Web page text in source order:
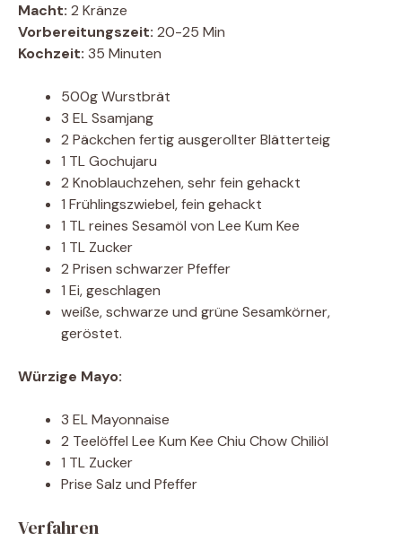
Macht: 2 Kränze
Vorbereitungszeit: 20-25 Min
Kochzeit: 35 Minuten
500g Wurstbrät
3 EL Ssamjang
2 Päckchen fertig ausgerollter Blätterteig
1 TL Gochujaru
2 Knoblauchzehen, sehr fein gehackt
1 Frühlingszwiebel, fein gehackt
1 TL reines Sesamöl von Lee Kum Kee
1 TL Zucker
2 Prisen schwarzer Pfeffer
1 Ei, geschlagen
weiße, schwarze und grüne Sesamkörner,
geröstet.
Würzige Mayo:
3 EL Mayonnaise
2 Teelöffel Lee Kum Kee Chiu Chow Chiliöl
1 TL Zucker
Prise Salz und Pfeffer
Verfahren